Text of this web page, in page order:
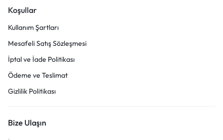
Koşullar
Kullanım Şartları
Mesafeli Satış Sözleşmesi
İptal ve İade Politikası
Ödeme ve Teslimat
Gizlilik Politikası
Bize Ulaşın